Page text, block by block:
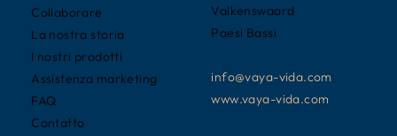
Valkenswaard
Paesi Bassi
info@vaya-vida.com
www.vaya-vida.com
Collaborare
La nostra storia
I nostri prodotti
Assistenza marketing
FAQ
Contatto